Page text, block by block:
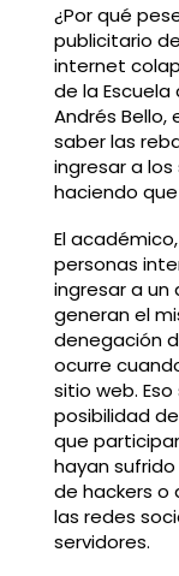
¿Por qué
publicitario
internet
de la
Andrés Bello,
saber las
ingresar a
haciendo
El
personas
ingresar a un
generan el
denegación
ocurre
sitio web.
posibilidad
que
hayan
de hackers o
las redes
servidores.